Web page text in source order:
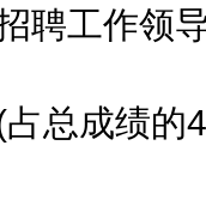
聘工作领
总成绩的